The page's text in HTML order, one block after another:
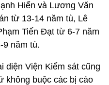
Hiển và Lương Văn
từ 13-14 năm tù, Lê
Tiến Đạt từ 6-7 năm
9 năm tù.
diện Viện Kiểm sát cũng
không buộc các bị cáo